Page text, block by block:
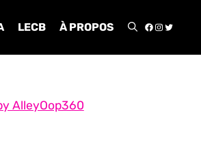
LECB À PROPOS
AlleyOop360